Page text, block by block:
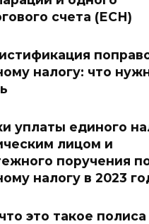
счета (ЕСН)
налогу: что
уплаты единого
лицом и
поручения
налогу в 2023
это такое